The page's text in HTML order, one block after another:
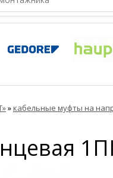
»кабельные муфты на